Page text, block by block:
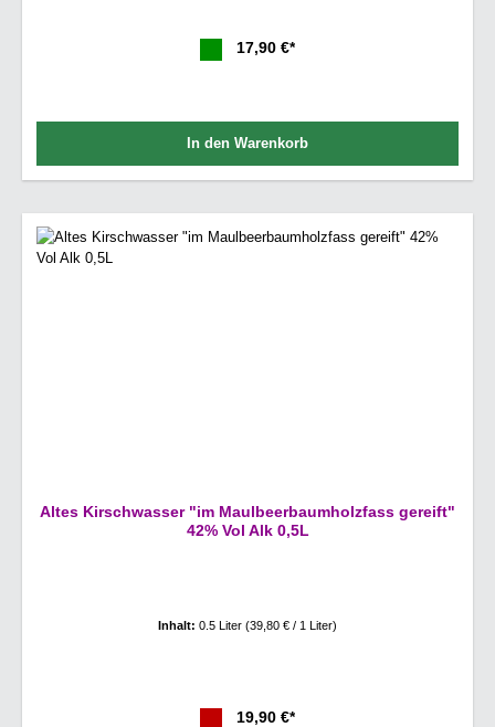
17,90 €*
In den Warenkorb
Altes Kirschwasser "im Maulbeerbaumholzfass gereift"
42% Vol Alk 0,5L
Inhalt: 0.5 Liter (39,80 € / 1 Liter)
19,90 €*